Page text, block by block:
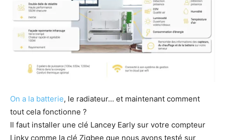
On a la batterie, le radiateur… et maintenant comment
tout cela fonctionne ?
Il faut installer une clé Lancey Early sur votre compteur
Linky comme la clé Zigbee que nous avons testé sur